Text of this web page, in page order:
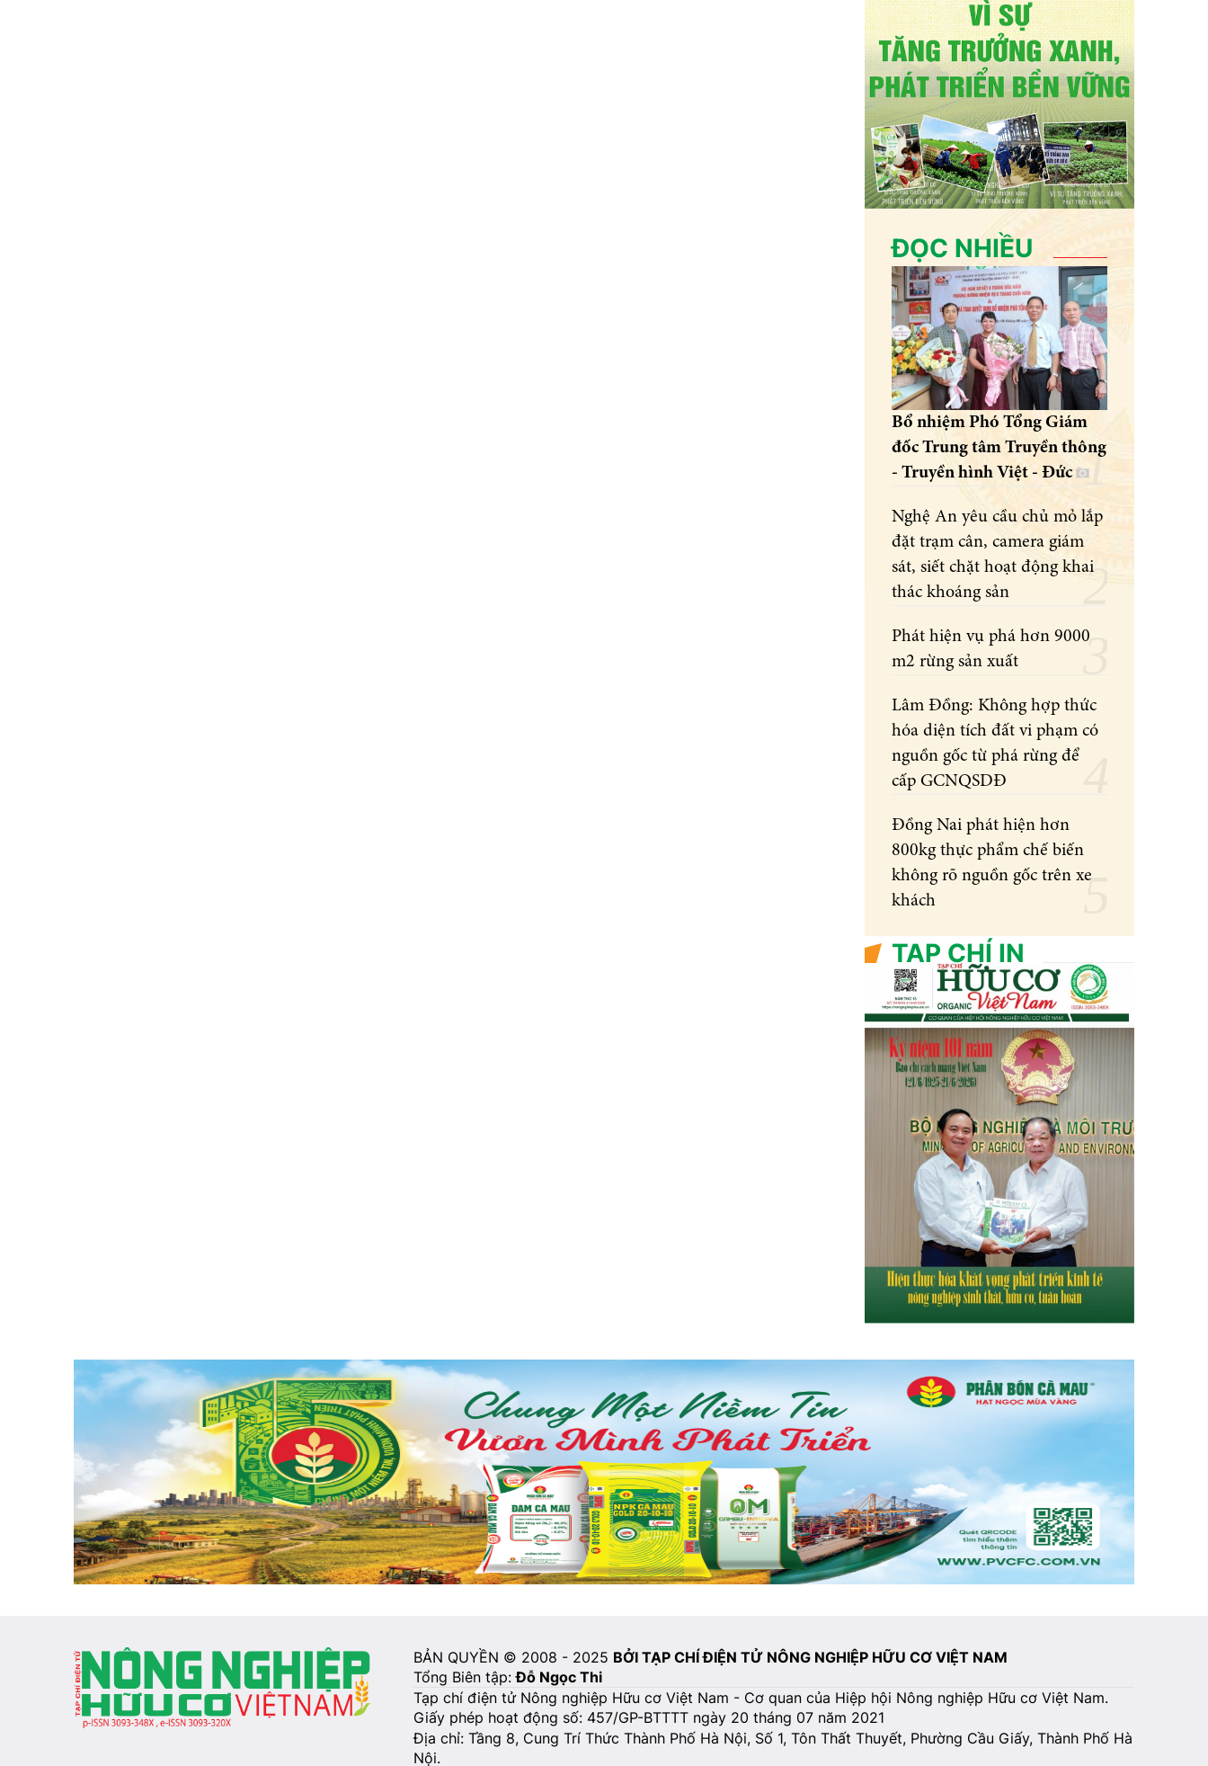
ĐỌC NHIỀU
Bổ nhiệm Phó Tổng Giám
đốc Trung tâm Truyền thông
- Truyền hình Việt - Đức
Nghệ An yêu cầu chủ mỏ lắp
đặt trạm cân, camera giám
sát, siết chặt hoạt động khai
thác khoáng sản
Phát hiện vụ phá hơn 9000
m2 rừng sản xuất
Lâm Đồng: Không hợp thức
hóa diện tích đất vi phạm có
nguồn gốc từ phá rừng để
cấp GCNQSDĐ
Đồng Nai phát hiện hơn
800kg thực phẩm chế biến
không rõ nguồn gốc trên xe
khách
TẠP CHÍ IN
BẢN QUYỀN © 2008 - 2025 BỞI TẠP CHÍ ĐIỆN TỬ NÔNG NGHIỆP HỮU CƠ VIỆT NAM
Tổng Biên tập:Đỗ Ngọc Thi
Tạp chí điện tử Nông nghiệp Hữu cơ Việt Nam - Cơ quan của Hiệp hội Nông nghiệp Hữu cơ Việt Nam.
Giấy phép hoạt động số: 457/GP-BTTTT ngày 20 tháng 07 năm 2021
Địa chỉ: Tầng 8, Cung Trí Thức Thành Phố Hà Nội, Số 1, Tôn Thất Thuyết, Phường Cầu Giấy, Thành Phố Hà
Nội.